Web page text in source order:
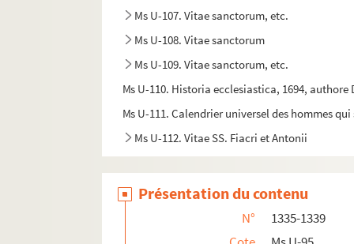
Ms U-107. Vitae sanctorum, etc.
Ms U-108. Vitae sanctorum
Ms U-109. Vitae sanctorum, etc.
Ms U-110. Historia ecclesiastica, 1694,
Ms U-111. Calendrier universel des hommes
Ms U-112. Vitae SS. Fiacri et Antonii
Ms U-114. Voyage en Hollande, sur les bords
Ms U-115. Opuscula de S
Maria et S.
Ms U-116. La vie, les vertus et la mort du
Présentation du contenu
N°
1335-1339